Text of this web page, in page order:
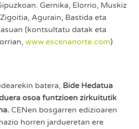
Gernika, Elorrio, Muskiz
Agurain, Bastida eta
(kontsultatu datak eta
www.escenanorte.com)
batera, Bide Hedatua
osoa funtzioen zirkuitutik
CENen bosgarren edizioaren
horren jardueretan ere